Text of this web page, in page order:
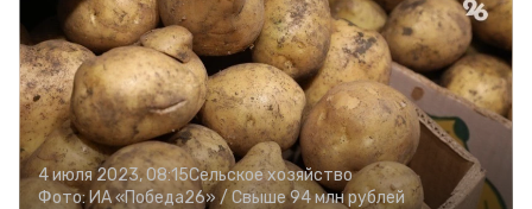
4 июля 2023, 08:15Сельское хозяйство
Фото: ИА «Победа26» / Свыше 94 млн рублей